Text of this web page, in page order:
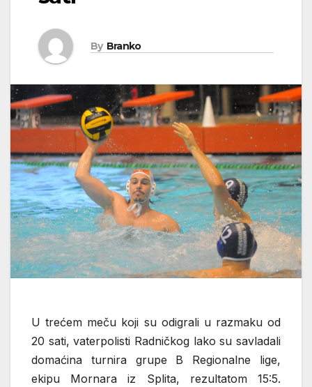
By Branko
U trećem meču koji su odigrali u razmaku od
20 sati, vaterpolisti Radničkog lako su savladali
domaćina turnira grupe B Regionalne lige,
ekipu Mornara iz Splita, rezultatom 15:5.